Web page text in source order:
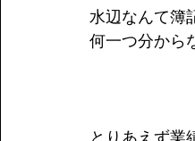
水辺なんて簿
何一つ分から
とりあえず業